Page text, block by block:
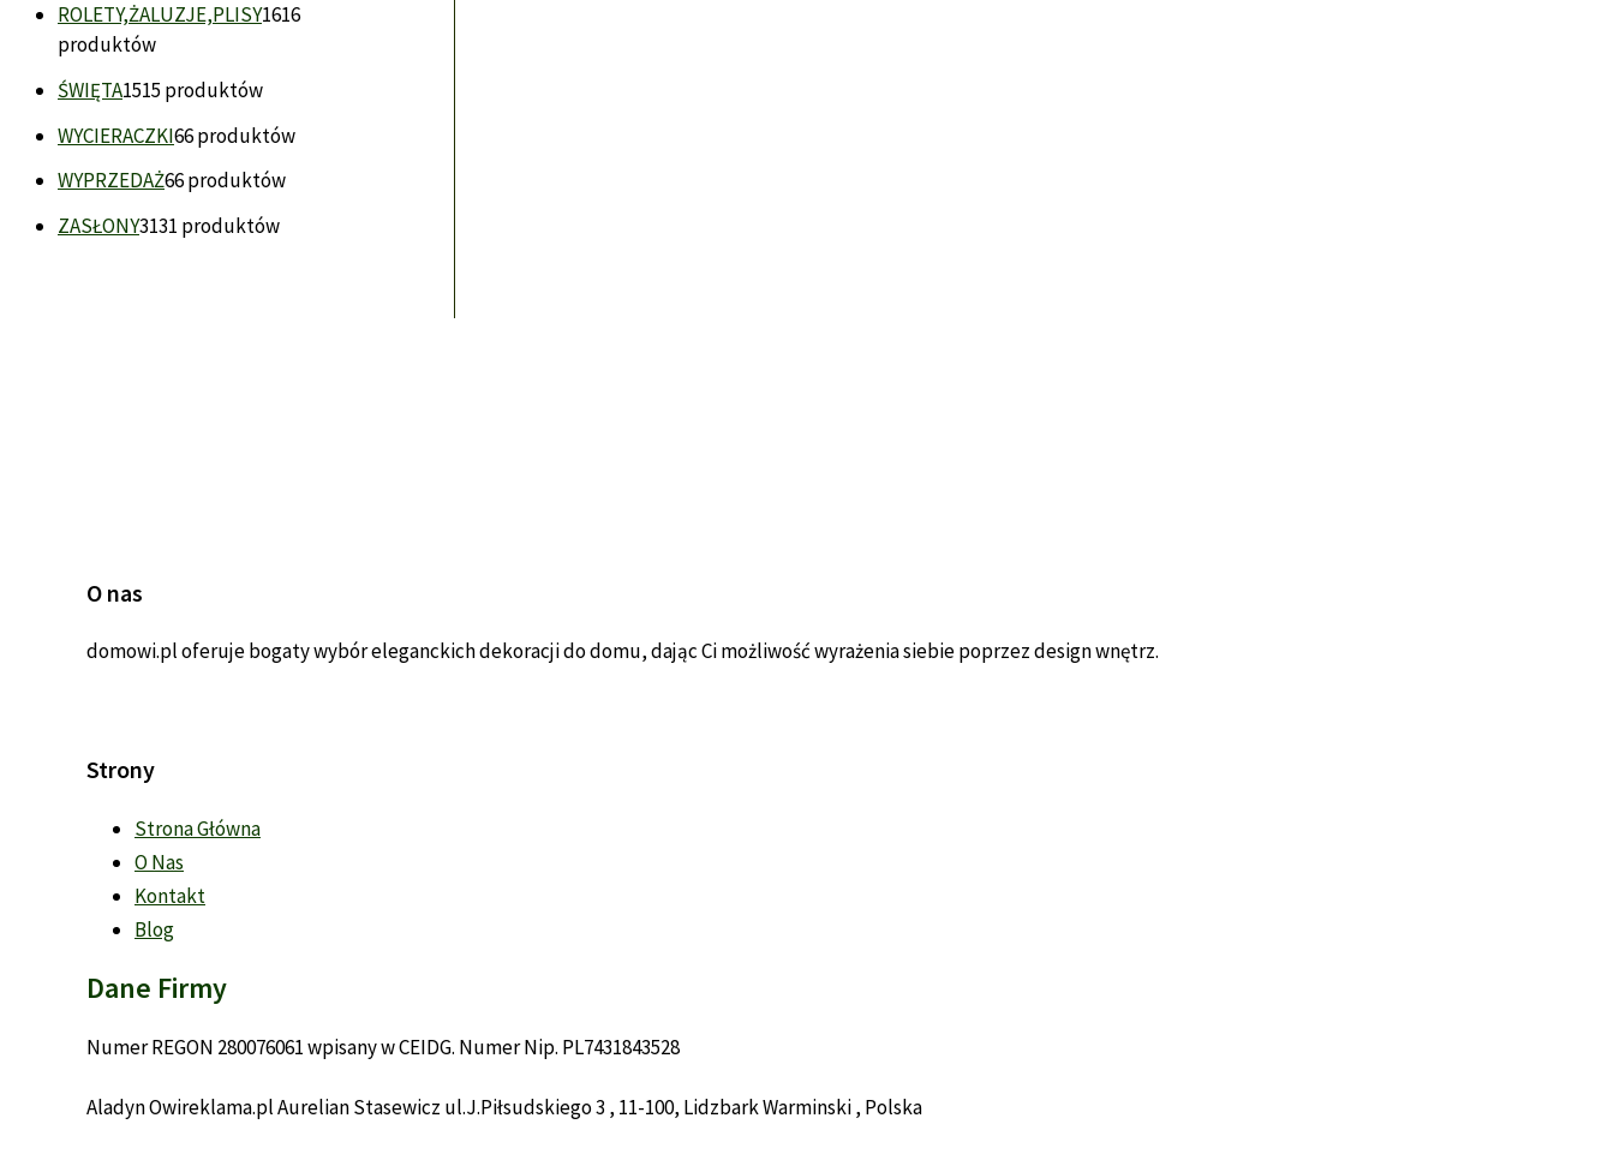
ROLETY,ŻALUZJE,PLISY1616
produktów
ŚWIĘTA1515 produktów
WYCIERACZKI66 produktów
WYPRZEDAŻ66 produktów
ZASŁONY3131 produktów
O nas
domowi.pl oferuje bogaty wybór eleganckich dekoracji do domu, dając Ci możliwość wyrażenia siebie poprzez design wnętrz.
Strony
Strona Główna
O Nas
Kontakt
Blog
Dane Firmy
Numer REGON 280076061 wpisany w CEIDG. Numer Nip. PL7431843528
Aladyn Owireklama.pl Aurelian Stasewicz ul.J.Piłsudskiego 3 , 11-100, Lidzbark Warminski , Polska